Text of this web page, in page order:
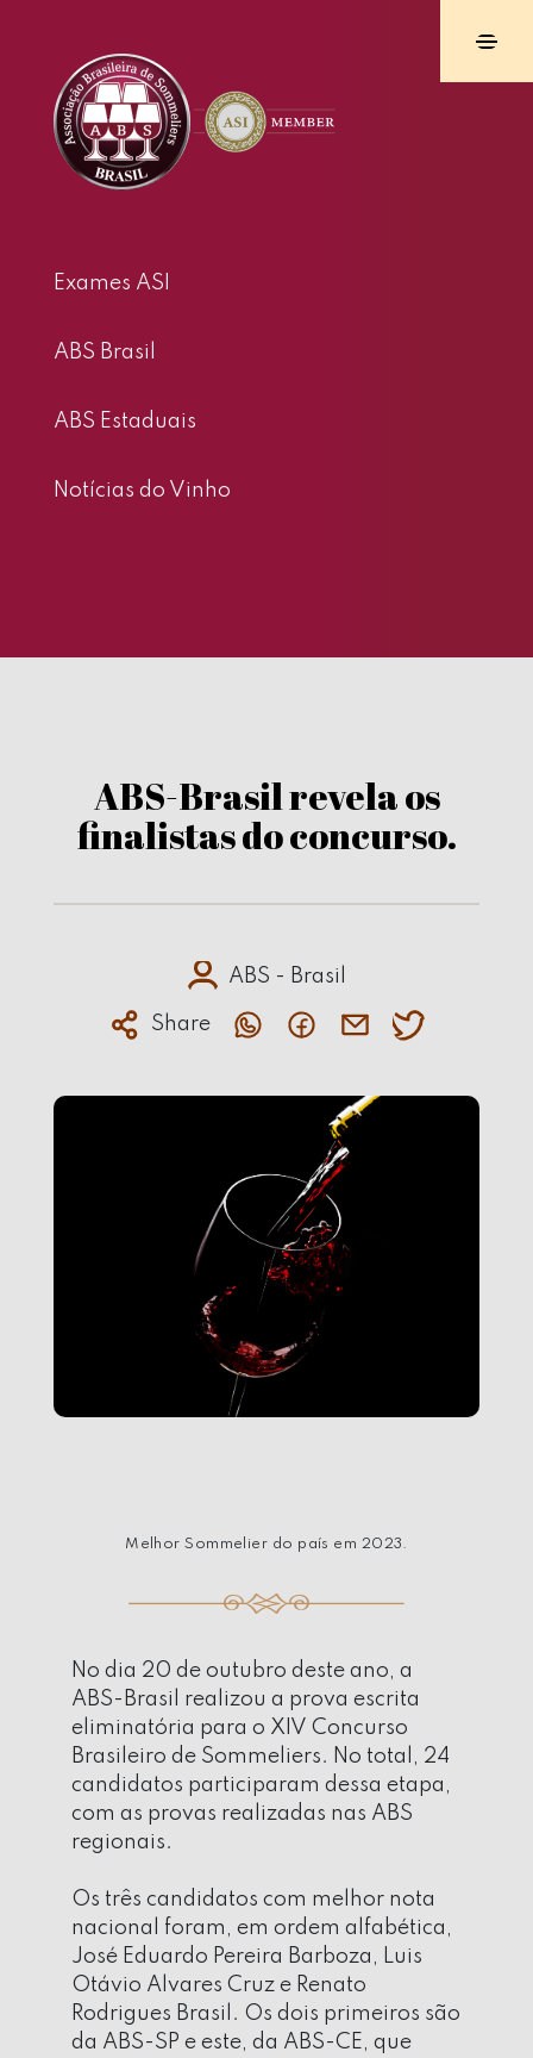
Exames ASI
ABS Brasil
ABS Estaduais
Notícias do Vinho
ABS-Brasil revela os
finalistas do concurso.
ABS - Brasil
Share
Melhor Sommelier do país em 2023.
No dia 20 de outubro deste ano, a
ABS-Brasil realizou a prova escrita
eliminatória para o XIV Concurso
Brasileiro de Sommeliers. No total, 24
candidatos participaram dessa etapa,
com as provas realizadas nas ABS
regionais.
Os três candidatos com melhor nota
nacional foram, em ordem alfabética,
José Eduardo Pereira Barboza, Luis
Otávio Alvares Cruz e Renato
Rodrigues Brasil. Os dois primeiros são
da ABS-SP e este, da ABS-CE, que